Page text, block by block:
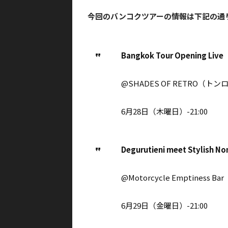
今回のバンコクツアーの情報は下記の通
Bangkok Tour Opening Live
@SHADES OF RETRO（トン
6月28日（木曜日）-21:00
Degurutieni meet Stylish
@Motorcycle Emptiness Bar
6月29日（金曜日）-21:00